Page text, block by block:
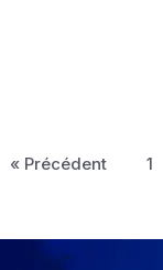
« Précédent 1